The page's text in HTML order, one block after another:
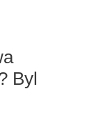
-
Byl